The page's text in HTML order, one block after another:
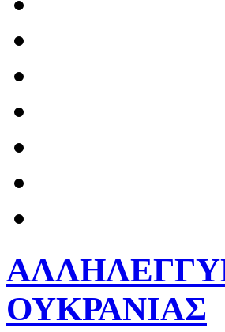
ΟΥΚΡΑΝΙΑΣ